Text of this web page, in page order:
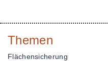
Themen
Flächensicherung